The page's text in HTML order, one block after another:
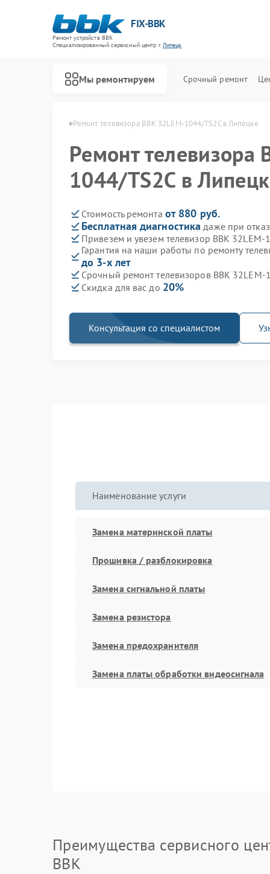
FIX-BBK
Ремонт устройств BBK
Специализированный cервисный центр г.Липецк
Мы ремонтируем Срочный ремонт
Ремонт телевизора BBK 32LEM-1044/TS2C в Липецке
Ремонт телевизора
1044/TS2C в
Стоимость ремонта от 880 руб.
Бесплатная диагностика даже при
Привезем и увезем телевизор BBK 32LEM-
Гарантия на наши работы по ремонту
до 3-х лет
Срочный ремонт телевизоров BBK 32LEM-
Скидка для вас до 20%
Консультация со специалистом
Наименование услуги
Замена материнской платы
Прошивка / разблокировка
Замена сигнальной платы
Замена резистора
Замена предохранителя
Замена платы обработки видеосигнала
Преимущества сервисного
BBK